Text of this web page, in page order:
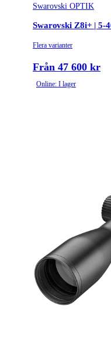
Swarovski OPTIK
Swarovski Z8i+ | 5-
Flera varianter
Från 47 600 kr
Online: I lager